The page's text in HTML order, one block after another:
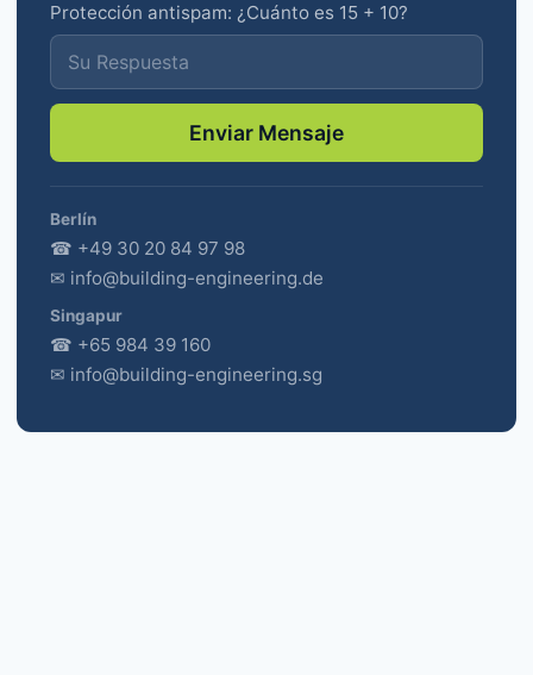
Protección antispam: ¿Cuánto es 15 + 10?
Enviar Mensaje
Berlín
☎ +49 30 20 84 97 98
✉ info@building-engineering.de
Singapur
☎ +65 984 39 160
✉ info@building-engineering.sg